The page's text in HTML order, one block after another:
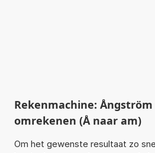
Rekenmachine:
omrekenen (Å naar am)
Om het gewenste resultaat zo